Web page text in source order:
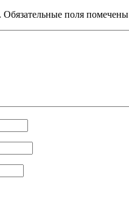
Обязательные поля помечены